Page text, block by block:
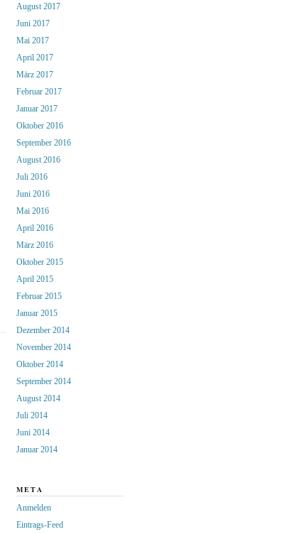
August 2017
Juni 2017
Mai 2017
April 2017
März 2017
Februar 2017
Januar 2017
Oktober 2016
September 2016
August 2016
Juli 2016
Juni 2016
Mai 2016
April 2016
März 2016
Oktober 2015
April 2015
Februar 2015
Januar 2015
Dezember 2014
November 2014
Oktober 2014
September 2014
August 2014
Juli 2014
Juni 2014
Januar 2014
META
Anmelden
Eintrags-Feed